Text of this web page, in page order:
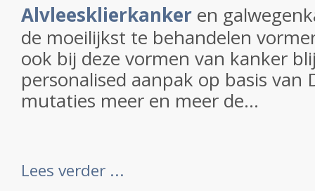
Alvleesklierkanker en
de moeilijkst te behandelen
ook bij deze vormen van kanker
personalised aanpak op basis van
mutaties meer en meer de...
Lees verder ...